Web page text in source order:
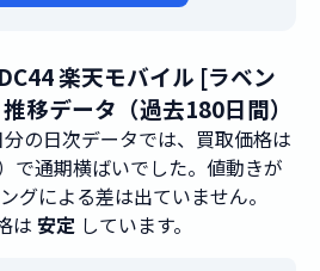
楽天モバイル [ラベン
移データ（過去180日間）
の日次データでは、買取価格は
で通期横ばいでした。値動きが
グによる差は出ていません。
は 安定 しています。